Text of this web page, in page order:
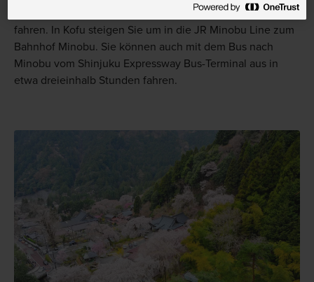
Expresszug zum Bahnhof Kofu an der JR Chuo Line
fahren. In Kofu steigen Sie um in die JR Minobu Line zum
Bahnhof Minobu. Sie können auch mit dem Bus nach
Minobu vom Shinjuku Expressway Bus-Terminal aus in
etwa dreieinhalb Stunden fahren.